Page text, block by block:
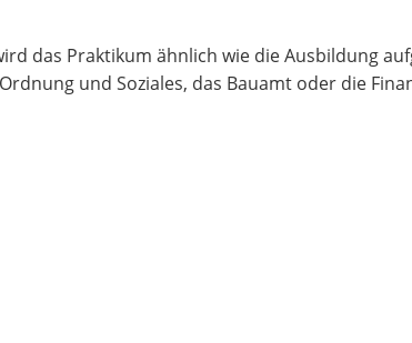
das Praktikum ähnlich wie die Ausbildung
und Soziales, das Bauamt oder die